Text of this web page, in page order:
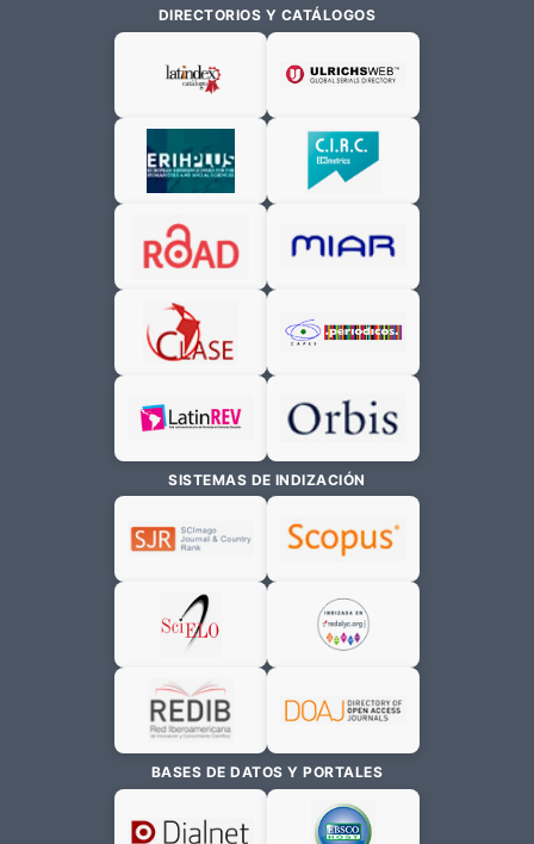
DIRECTORIOS Y CATÁLOGOS
SISTEMAS DE INDIZACIÓN
BASES DE DATOS Y PORTALES